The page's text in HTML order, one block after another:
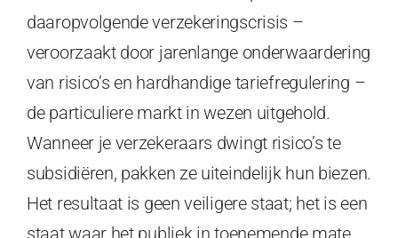
daaropvolgende verzekeringscrisis –
veroorzaakt door jarenlange onderwaardering
van risico’s en hardhandige tariefregulering –
de particuliere markt in wezen uitgehold.
Wanneer je verzekeraars dwingt risico’s te
subsidiëren, pakken ze uiteindelijk hun biezen.
Het resultaat is geen veiligere staat; het is een
staat waar het publiek in toenemende mate